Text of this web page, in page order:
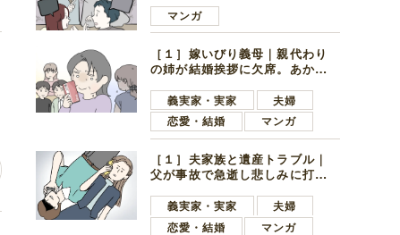
好きの男の子ママ
マンガ
［１］嫁いびり義母｜親代わり
の姉が結婚挨拶に欠席。あから
義実家・実家
夫婦
恋愛・結婚
マンガ
［１］夫家族と遺産トラブル｜
父が事故で急逝し悲しみに打ち
ます夫
義実家・実家
夫婦
恋愛・結婚
マンガ